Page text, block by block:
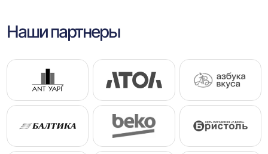
Наши партнеры